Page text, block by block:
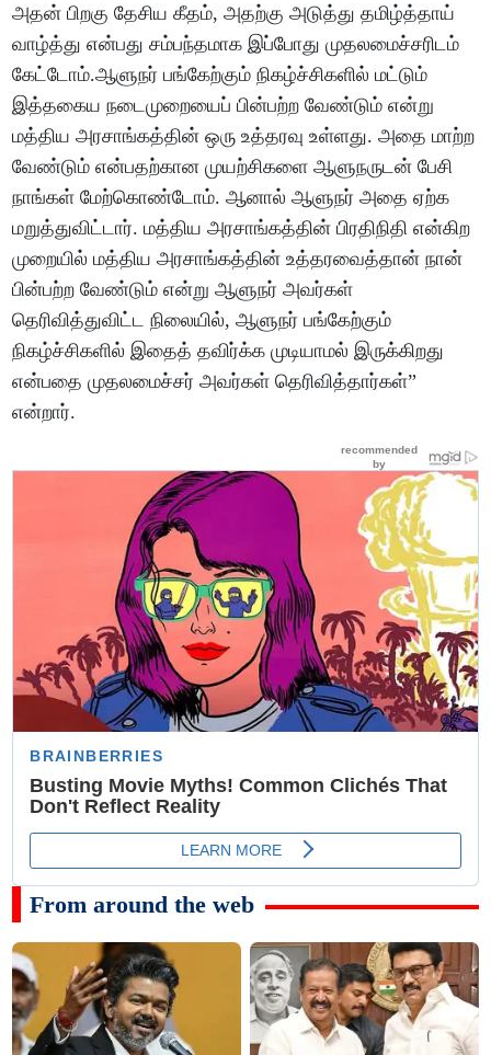
அதன் பிறகு தேசிய கீதம், அதற்கு அடுத்து தமிழ்த்தாய்
வாழ்த்து என்பது சம்பந்தமாக இப்போது முதலமைச்சரிடம்
கேட்டோம்.ஆளுநர் பங்கேற்கும் நிகழ்ச்சிகளில் மட்டும்
இத்தகைய நடைமுறையைப் பின்பற்ற வேண்டும் என்று
மத்திய அரசாங்கத்தின் ஒரு உத்தரவு உள்ளது. அதை மாற்ற
வேண்டும் என்பதற்கான முயற்சிகளை ஆளுநருடன் பேசி
நாங்கள் மேற்கொண்டோம். ஆனால் ஆளுநர் அதை ஏற்க
மறுத்துவிட்டார். மத்திய அரசாங்கத்தின் பிரதிநிதி என்கிற
முறையில் மத்திய அரசாங்கத்தின் உத்தரவைத்தான் நான்
பின்பற்ற வேண்டும் என்று ஆளுநர் அவர்கள்
தெரிவித்துவிட்ட நிலையில், ஆளுநர் பங்கேற்கும்
நிகழ்ச்சிகளில் இதைத் தவிர்க்க முடியாமல் இருக்கிறது
என்பதை முதலமைச்சர் அவர்கள் தெரிவித்தார்கள்”
என்றார்.
From around the web